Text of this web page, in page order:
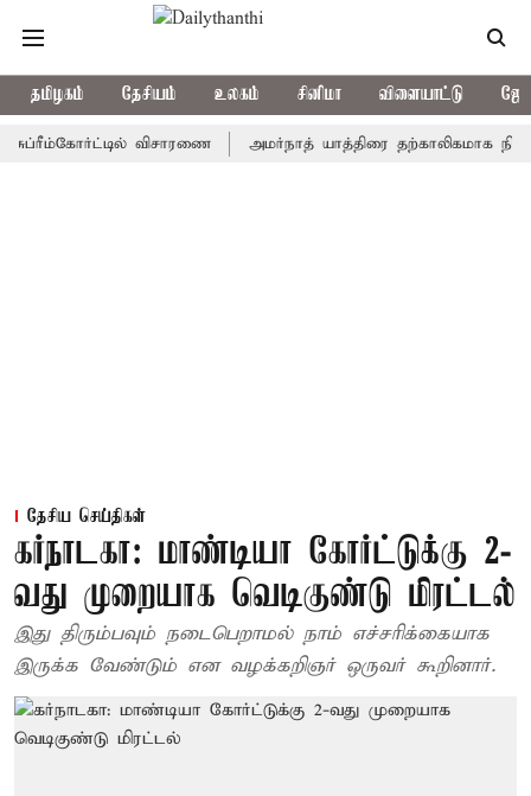
தமிழகம் தேசியம் உலகம் சினிமா விளையாட்டு
விசாரணை அமர்நாத் யாத்திரை தற்காலிகமாக நிறுத்தம்
தேசிய செய்திகள்
கர்நாடகா: மாண்டியா கோர்ட்டுக்கு 2-
வது முறையாக வெடிகுண்டு மிரட்டல்
இது திரும்பவும் நடைபெறாமல் நாம் எச்சரிக்கையாக
இருக்க வேண்டும் என வழக்கறிஞர் ஒருவர் கூறினார்.